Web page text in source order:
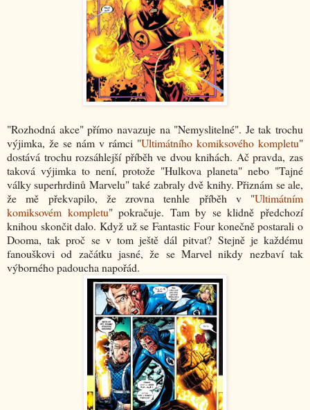
"Rozhodná akce" přímo navazuje na "Nemyslitelné". Je tak trochu
výjimka, že se nám v rámci "Ultimátního komiksového kompletu"
dostává trochu rozsáhlejší příběh ve dvou knihách. Ač pravda, zas
taková výjimka to není, protože "Hulkova planeta" nebo "Tajné
války superhrdinů Marvelu" také zabraly dvě knihy. Přiznám se ale,
že mě překvapilo, že zrovna tenhle příběh v "Ultimátním
komiksovém kompletu" pokračuje. Tam by se klidně předchozí
knihou skončit dalo. Když už se Fantastic Four konečně postarali o
Dooma, tak proč se v tom ještě dál pitvat? Stejně je každému
fanouškovi od začátku jasné, že se Marvel nikdy nezbaví tak
výborného padoucha napořád.